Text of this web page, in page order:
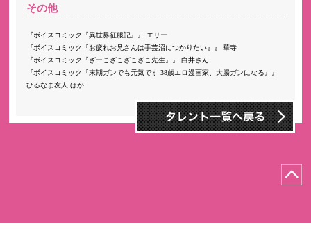
その他
ボイスコミック『異世界征服記』
エリー
ボイスコミック『お疲れお兄さんは手芸沼につかりたい』
華寺
ボイスコミック『ざーこざこざこざこ先生』
白井さん
ボイスコミック『末期ガンでも元気です 38歳エロ漫画家、大腸ガンになる』
ひるなま友人 ほか